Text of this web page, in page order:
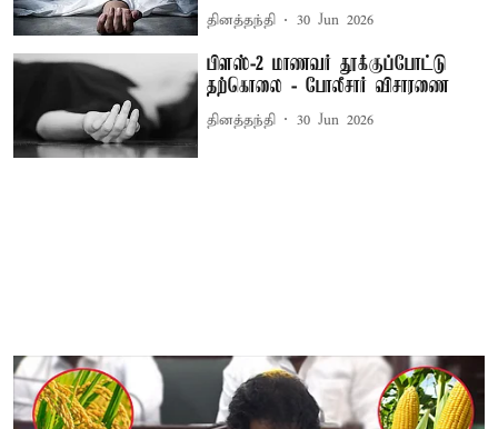
தினத்தந்தி 30 Jun 2026
பிளஸ்-2 மாணவர் தூக்குப்போட்டு
தற்கொலை - போலீசார் விசாரணை
தினத்தந்தி 30 Jun 2026